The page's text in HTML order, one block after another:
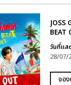
JOSS
BEAT
วันที่แส
28/07/
จอ